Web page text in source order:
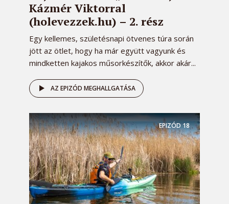
Kázmér Viktorral
(holevezzek.hu) – 2. rész
Egy kellemes, születésnapi ötvenes túra során
jött az ötlet, hogy ha már együtt vagyunk és
mindketten kajakos műsorkészítők, akkor akár...
AZ EPIZÓD MEGHALLGATÁSA
EPIZÓD18